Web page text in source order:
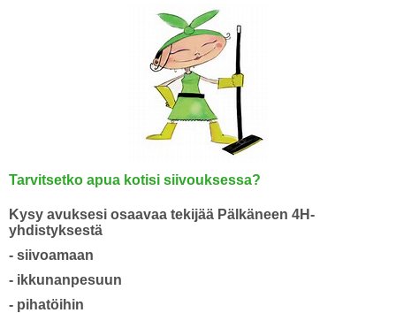
Tarvitsetko apua kotisi siivouksessa?
Kysy avuksesi osaavaa tekijää Pälkäneen 4H-
yhdistyksestä
- siivoamaan
- ikkunanpesuun
- pihatöihin